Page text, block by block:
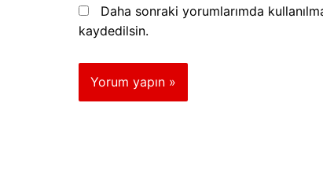
Daha sonraki yorumlarımda
kaydedilsin.